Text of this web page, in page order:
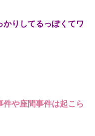
りしてるっぽくてワ
件や座間事件は起こら